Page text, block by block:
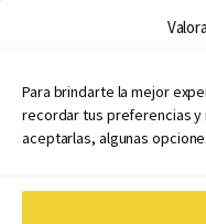
Para brindarte la mejor
recordar tus preferencias y
aceptarlas, algunas
Políticas de
Políticas de coedición
Atribuciones